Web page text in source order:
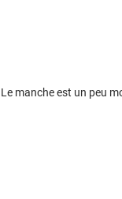
manche est un peu